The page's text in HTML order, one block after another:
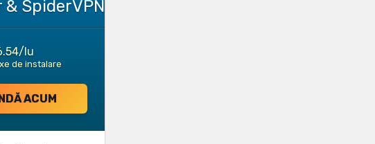
SpiderVPN
lu
de instalare
ACUM